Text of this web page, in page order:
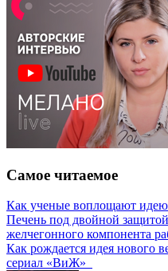
Самое читаемое
Как ученые воплощают идею
Печень под двойной
желчегонного компонента
Как рождается идея нового
сериал «ВиЖ»